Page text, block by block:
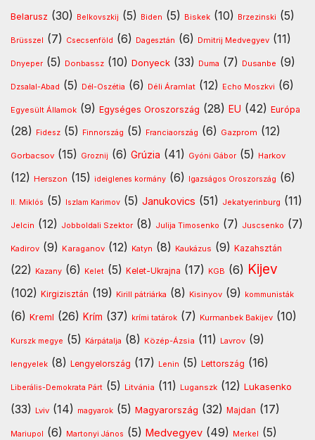
Belarusz (30) Belkovszkij (5) Biden (5) Biskek (10) Brzezinski (5)
Brüsszel (7) Csecsenföld (6) Dagesztán (6) Dmitrij Medvegyev (11)
Dnyeper (5) Donbassz (10) Donyeck (33) Duma (7) Dusanbe (9)
Dzsalal-Abad (5) Dél-Oszétia (6) Déli Áramlat (12) Echo Moszkvi (6)
Egyesült Államok (9) Egységes Oroszország (28) EU (42) Európa
(28) Fidesz (5) Finnország (5) Franciaország (6) Gazprom (12)
Gorbacsov (15) Groznij (6) Grúzia (41) Gyóni Gábor (5) Harkov
(12) Herszon (15) ideiglenes kormány (6) Igazságos Oroszország (6)
II. Miklós (5) Iszlam Karimov (5) Janukovics (51) Jekatyerinburg (11)
Jelcin (12) Jobboldali Szektor (8) Julija Timosenko (7) Juscsenko (7)
Kadirov (9) Karaganov (12) Katyn (8) Kaukázus (9) Kazahsztán
(22) Kazany (6) Kelet (5) Kelet-Ukrajna (17) KGB (6) Kijev
(102) Kirgizisztán (19) Kirill pátriárka (8) Kisinyov (9) kommunisták
(6) Kreml (26) Krím (37) krími tatárok (7) Kurmanbek Bakijev (10)
Kurszk megye (5) Kárpátalja (8) Közép-Ázsia (11) Lavrov (9)
lengyelek (8) Lengyelország (17) Lenin (5) Lettország (16)
Liberális-Demokrata Párt (5) Litvánia (11) Luganszk (12) Lukasenko
(33) Lviv (14) magyarok (5) Magyarország (32) Majdan (17)
Mariupol (6) Martonyi János (5) Medvegyev (49) Merkel (5)